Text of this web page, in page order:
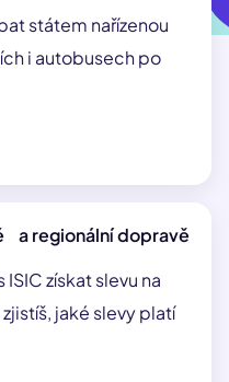
státem nařízenou
i autobusech po
a regionální dopravě
ISIC získat slevu na
jaké slevy platí